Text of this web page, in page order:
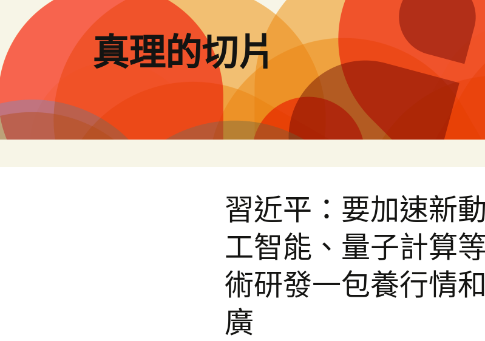
要
內
容
真理的切片
習近平：要加速新
工智能、量子計算
術研發一包養行情
廣